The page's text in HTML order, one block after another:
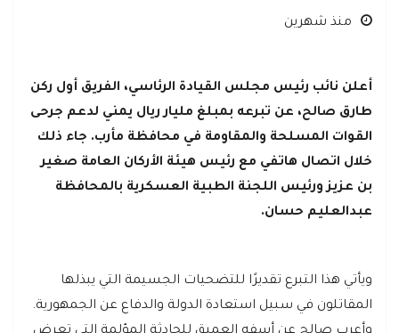
منذ شهرين
أعلن نائب رئيس مجلس القيادة الرئاسي، الفريق أول ركن
طارق صالح، عن تبرعه بمبلغ مليار ريال يمني لدعم جرحى
القوات المسلحة والمقاومة في محافظة مأرب. جاء ذلك
خلال اتصال هاتفي مع رئيس هيئة الأركان العامة صغير
بن عزيز ورئيس اللجنة الطبية العسكرية بالمحافظة
عبدالعليم حسان.
ويأتي هذا التبرع تقديرًا للتضحيات الجسيمة التي يبذلها
المقاتلون في سبيل استعادة الدولة والدفاع عن الجمهورية.